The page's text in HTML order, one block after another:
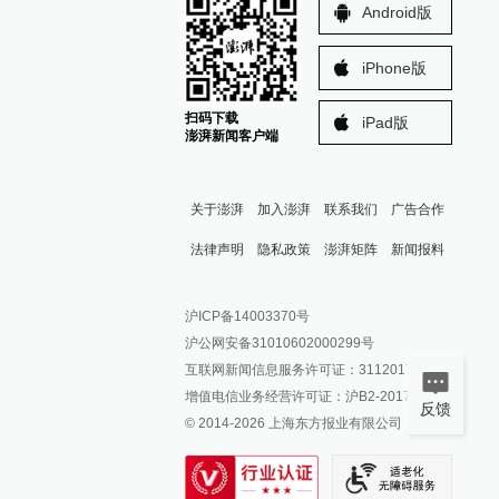
扫码下载
澎湃新闻客户端
Android版
iPhone版
iPad版
关于澎湃 加入澎湃 联系我们 广告合作
法律声明 隐私政策 澎湃矩阵
澎湃新闻公众号
澎湃新闻抖音号
派生万物开放平台
IP SHANGHAI
SIXTH TONE
新闻报料
报料邮箱: news@thepaper.cn
沪ICP备14003370号
沪公网安备31010602000299号
互联网新闻信息服务许可证：31120170006
增值电信业务经营许可证：沪B2-2017116
© 2014-2026 上海东方报业有限公司
反馈